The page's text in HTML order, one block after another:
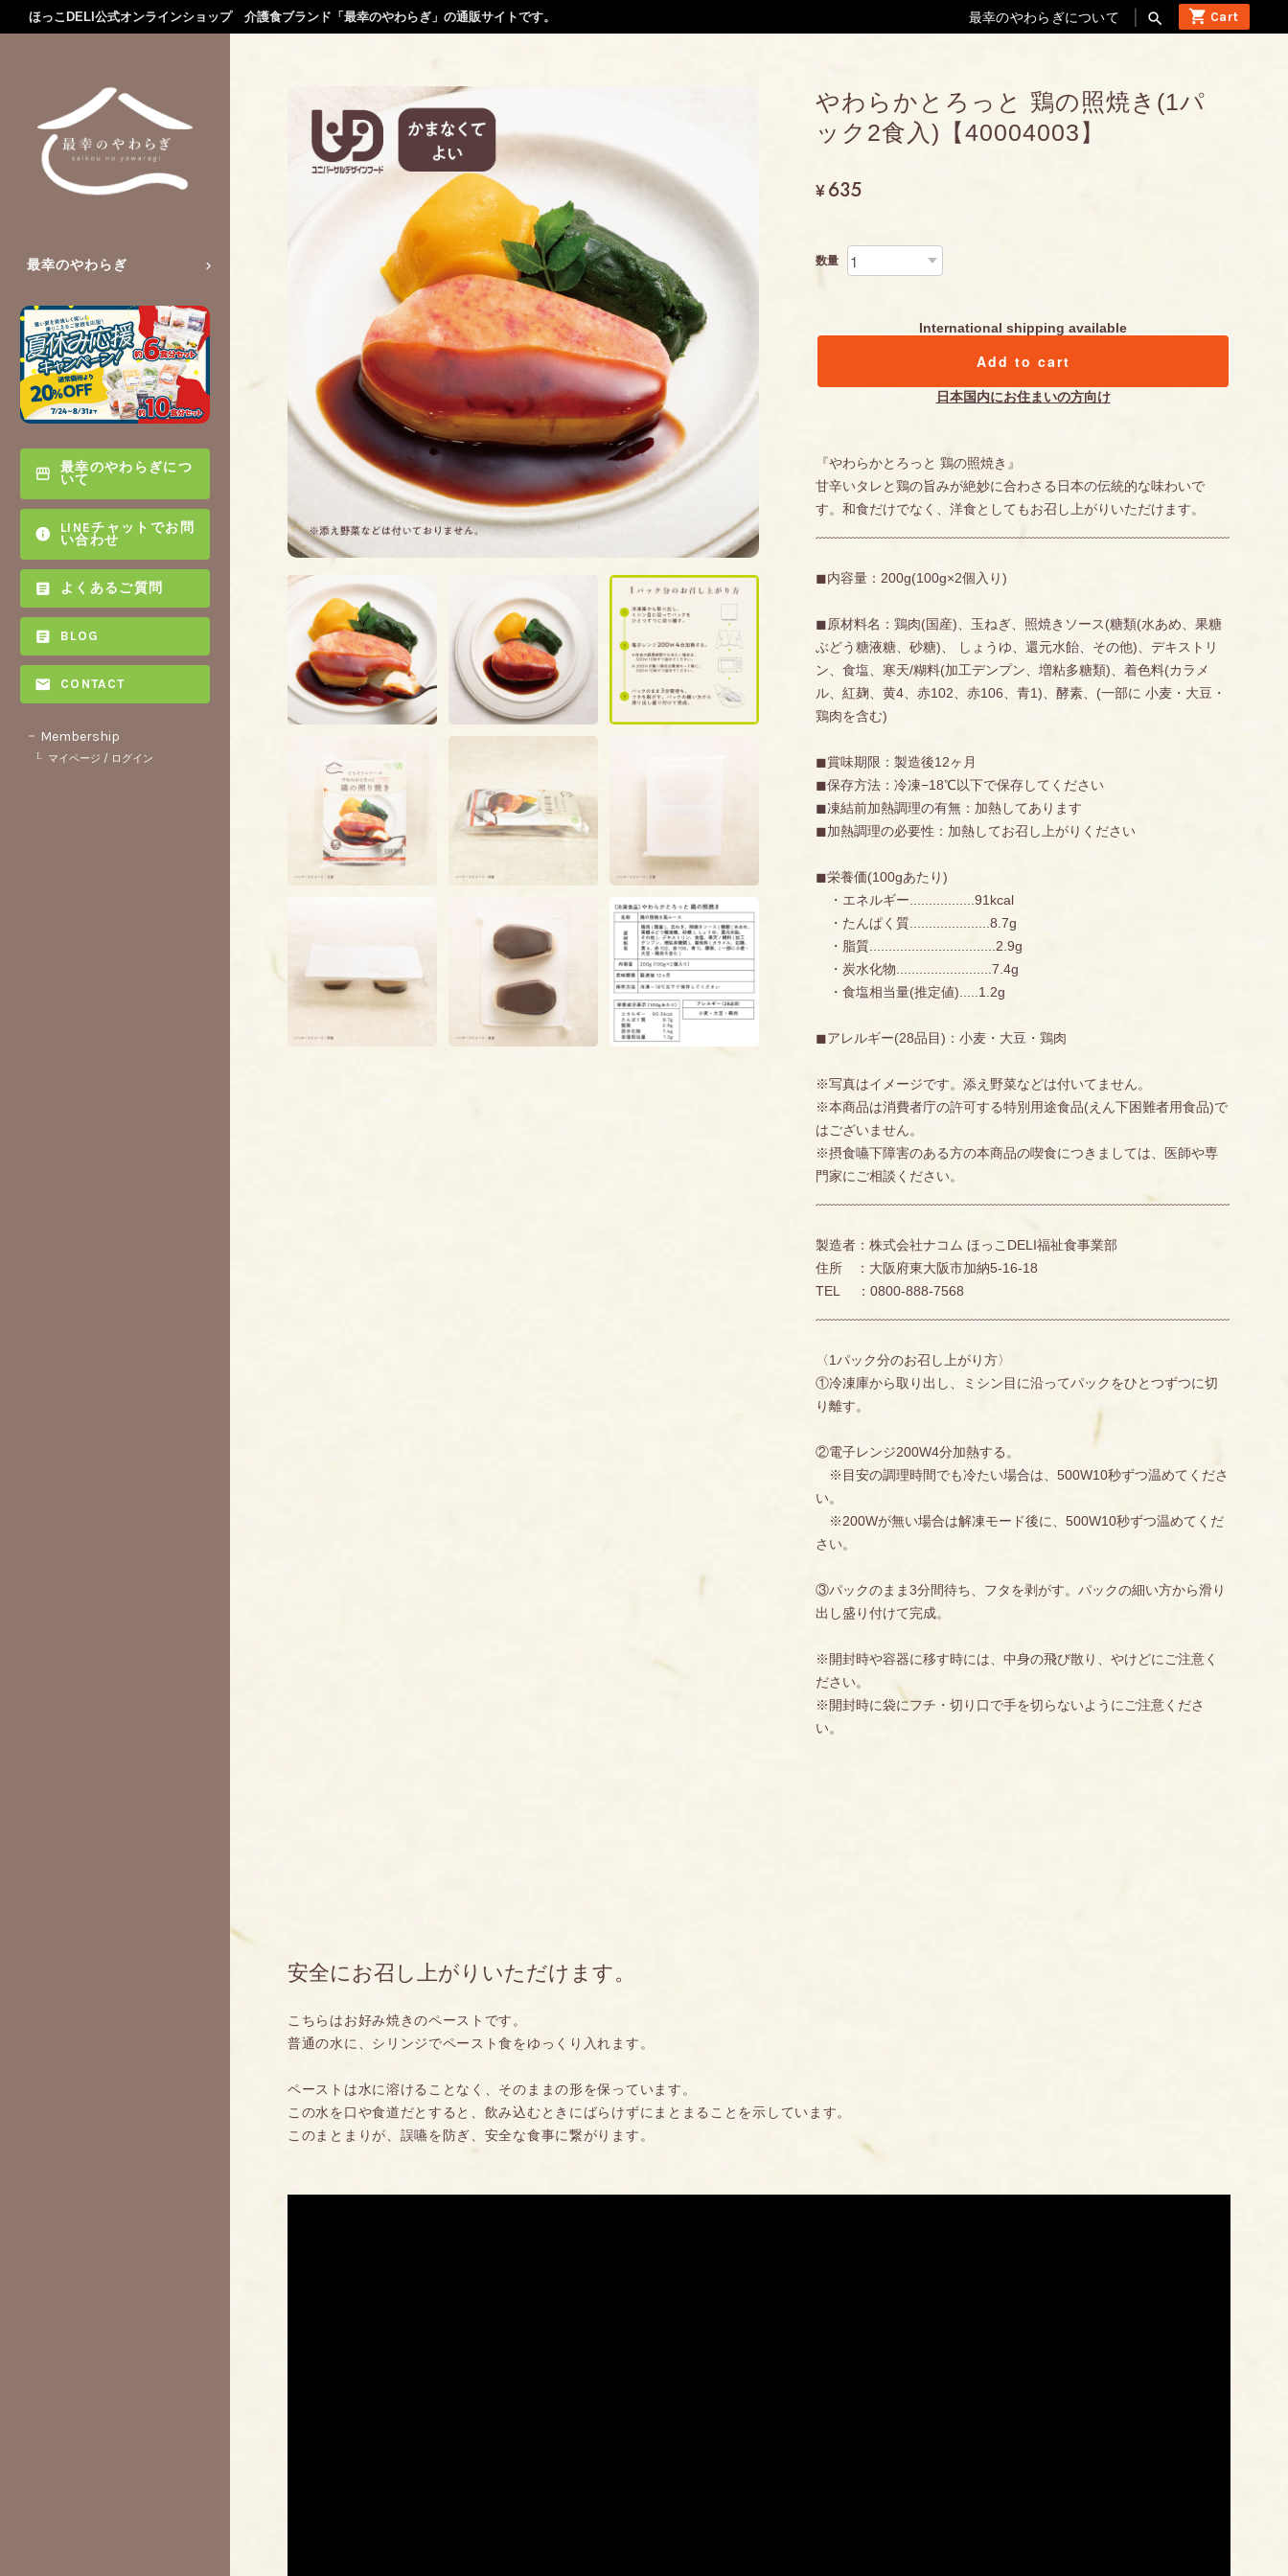
ほっこDELI公式オンラインショップ 介護食ブランド「最幸のやわらぎ」の通販サイトです。 最幸のやわらぎについて search
最幸のやわらぎ
最幸のやわらぎにつ
いて
LINEチャットでお問
い合わせ
よくあるご質問
BLOG
CONTACT
Membership
マイページ / ログイン
やわらかとろっと 鶏の照焼き(1パ
ック2食入)【40004003】
¥635
数量
International shipping available
Add to cart
日本国内にお住まいの方向け
『やわらかとろっと 鶏の照焼き』
甘辛いタレと鶏の旨みが絶妙に合わさる日本の伝統的な味わいで
す。和食だけでなく、洋食としてもお召し上がりいただけます。
◼︎内容量：200g(100g×2個入り)
◼︎原材料名：鶏肉(国産)、玉ねぎ、照焼きソース(糖類(水あめ、果糖
ぶどう糖液糖、砂糖)、 しょうゆ、還元水飴、その他)、デキストリ
ン、食塩、寒天/糊料(加工デンプン、増粘多糖類)、着色料(カラメ
ル、紅麹、黄4、赤102、赤106、青1)、酵素、(一部に 小麦・大豆・
鶏肉を含む)
◼︎賞味期限：製造後12ヶ月
◼︎保存方法：冷凍−18℃以下で保存してください
◼︎凍結前加熱調理の有無：加熱してあります
◼︎加熱調理の必要性：加熱してお召し上がりください
◼︎栄養価(100gあたり)
・エネルギー.................91kcal
・たんぱく質.....................8.7g
・脂質.................................2.9g
・炭水化物.........................7.4g
・食塩相当量(推定値).....1.2g
◼︎アレルギー(28品目)：小麦・大豆・鶏肉
※写真はイメージです。添え野菜などは付いてません。
※本商品は消費者庁の許可する特別用途食品(えん下困難者用食品)で
はございません。
※摂食嚥下障害のある方の本商品の喫食につきましては、医師や専
門家にご相談ください。
ﹺﹺﹺﹺﹺﹺﹺﹺﹺﹺﹺﹺﹺﹺﹺﹺﹺﹺﹺﹺﹺﹺﹺﹺﹺﹺﹺﹺﹺﹺﹺﹺﹺﹺﹺﹺﹺﹺﹺﹺﹺﹺﹺﹺﹺﹺﹺﹺﹺﹺﹺﹺﹺﹺﹺﹺﹺﹺﹺﹺﹺﹺﹺﹺﹺﹺﹺﹺﹺﹺﹺﹺﹺﹺﹺﹺﹺﹺﹺﹺﹺﹺﹺﹺﹺﹺﹺﹺﹺﹺﹺﹺﹺﹺﹺﹺﹺﹺﹺﹺﹺﹺﹺﹺﹺﹺﹺﹺ
製造者：株式会社ナコム ほっこDELI福祉食事業部
住所 ：大阪府東大阪市加納5-16-18
TEL ：0800-888-7568
〈1パック分のお召し上がり方〉
①冷凍庫から取り出し、ミシン目に沿ってパックをひとつずつに切
り離す。
②電子レンジ200W4分加熱する。
※目安の調理時間でも冷たい場合は、500W10秒ずつ温めてくださ
い。
※200Wが無い場合は解凍モード後に、500W10秒ずつ温めてくだ
さい。
③パックのまま3分間待ち、フタを剥がす。パックの細い方から滑り
出し盛り付けて完成。
※開封時や容器に移す時には、中身の飛び散り、やけどにご注意く
ださい。
※開封時に袋にフチ・切り口で手を切らないようにご注意くださ
い。
安全にお召し上がりいただけます。
こちらはお好み焼きのペーストです。
普通の水に、シリンジでペースト食をゆっくり入れます。
ペーストは水に溶けることなく、そのままの形を保っています。
この水を口や食道だとすると、飲み込むときにばらけずにまとまることを示しています。
このまとまりが、誤嚥を防ぎ、安全な食事に繋がります。